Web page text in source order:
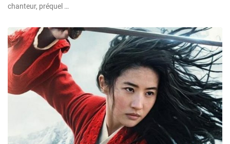
chanteur, préquel …